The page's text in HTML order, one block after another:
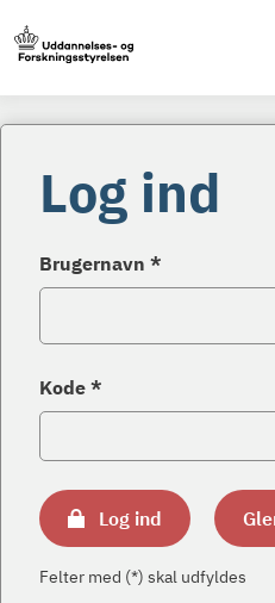
Log ind
Brugernavn *
Kode *
Log ind
Felter med (*) skal udfyldes